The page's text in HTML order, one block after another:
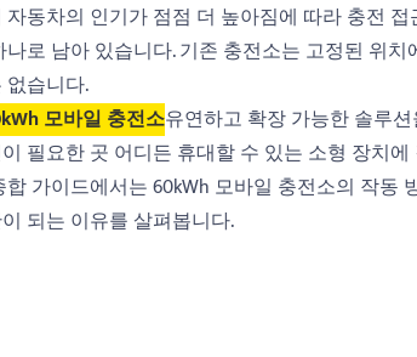
자동차의 인기가 점점 더 높아짐에 따라 충전
나로 남아 있습니다. 기존 충전소는 고정된 위
없습니다.
모바일 충전소유연하고 확장 가능한 솔루
필요한 곳 ​​어디든 휴대할 수 있는 소형 장치에
합 가이드에서는 60kWh 모바일 충전소의 작동
되는 이유를 살펴봅니다.